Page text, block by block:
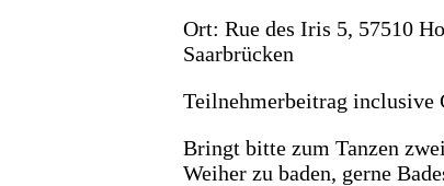
Ort: Rue des Iris 5, 57510
Saarbrücken
Teilnehmerbeitrag inclusive
Bringt bitte zum Tanzen
Weiher zu baden, gerne